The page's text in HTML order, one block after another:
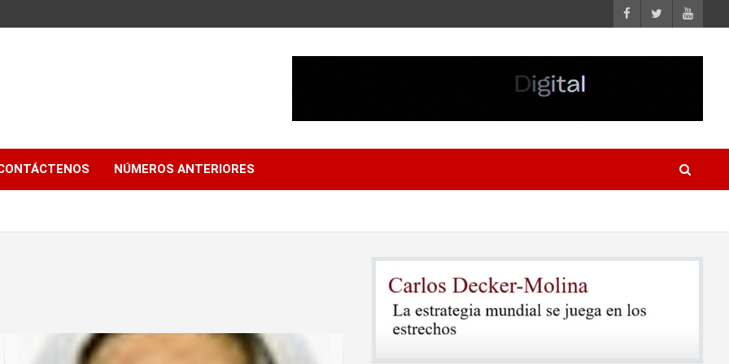
NÚMEROS ANTERIORES